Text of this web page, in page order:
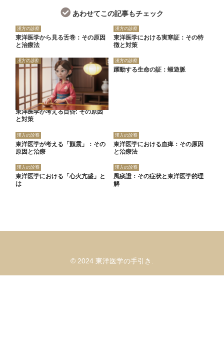
あわせてこの記事もチェック
漢方の診察
東洋医学から見る舌巻：その原因
と治療法
漢方の診察
東洋医学における実寒証：その特
徴と対策
漢方の診察
東洋医学が考える目昏: その原因
と対策
漢方の診察
躍動する生命の証：蝦遊脈
漢方の診察
東洋医学が考える「顫震」：その
原因と治療
漢方の診察
東洋医学における血痺：その原因
と治療法
漢方の診察
東洋医学における「心火亢盛」と
は
漢方の診察
風痰證：その症状と東洋医学的理
解
© 2024 東洋医学の手引き.